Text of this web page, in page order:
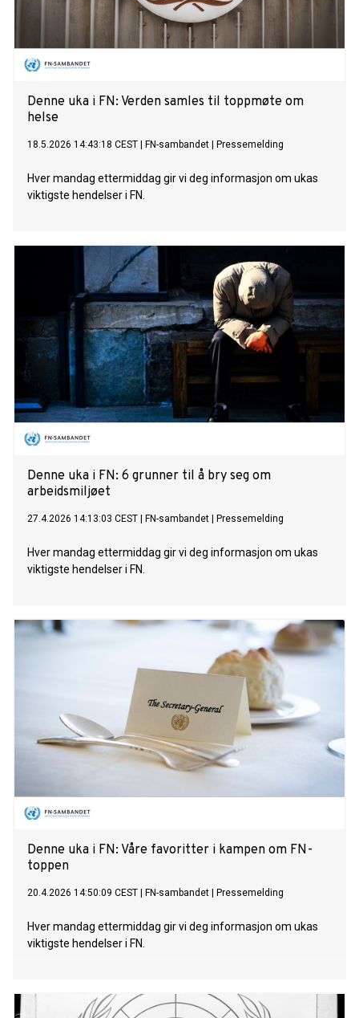
Denne uka i FN: Verden samles til toppmøte om
helse
18.5.2026 14:43:18 CEST FN-sambandet Pressemelding
Hver mandag ettermiddag gir vi deg informasjon om ukas
viktigste hendelser i FN.
Denne uka i FN: 6 grunner til å bry seg om
arbeidsmiljøet
27.4.2026 14:13:03 CEST FN-sambandet Pressemelding
Hver mandag ettermiddag gir vi deg informasjon om ukas
viktigste hendelser i FN.
Denne uka i FN: Våre favoritter i kampen om FN-
toppen
20.4.2026 14:50:09 CEST FN-sambandet Pressemelding
Hver mandag ettermiddag gir vi deg informasjon om ukas
viktigste hendelser i FN.